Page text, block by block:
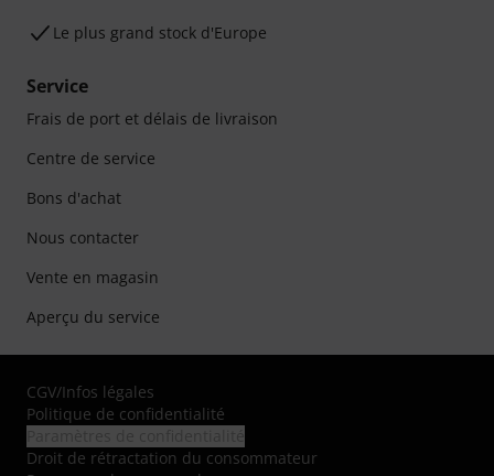
Le plus grand stock d'Europe
Service
Frais de port et délais de livraison
Centre de service
Bons d'achat
Nous contacter
Vente en magasin
Aperçu du service
CGV/Infos légales
Politique de confidentialité
Droit de rétractation du consommateur